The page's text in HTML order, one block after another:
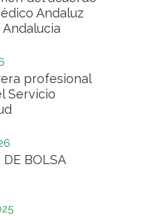
Andaluz
profesional
Servicio
BOLSA